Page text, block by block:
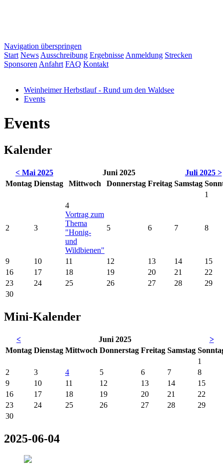
Navigation überspringen
Start News Ausschreibung Ergebnisse Anmeldung Strecken
Sponsoren Anfahrt FAQ Kontakt
Weinheimer Herbstlauf - Rund um den Waldsee
Events
Events
Kalender
< Mai 2025 Juni 2025
Juli 2025 >
Montag Dienstag Mittwoch Donnerstag Freitag Samstag So
1
2 3
4
Vortrag zum
Thema
"Honig-
und
Wildbienen"
5 6 7 8
9 10 11 12 13 14
15
16
17 18 19 20 21
22
23
24 25 26 27 28
29
30
Mini-Kalender
< Juni 2025
>
Montag Dienstag Mittwoch Donnerstag Freitag Samstag So
1
2
3 4 5 6 7
8
9
10 11 12 13 14
15
16
17 18 19 20 21
22
23
24 25 26 27 28
29
30
2025-06-04